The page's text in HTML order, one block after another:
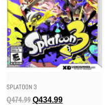
SPLATOON 3
Q474.99 Q434.99